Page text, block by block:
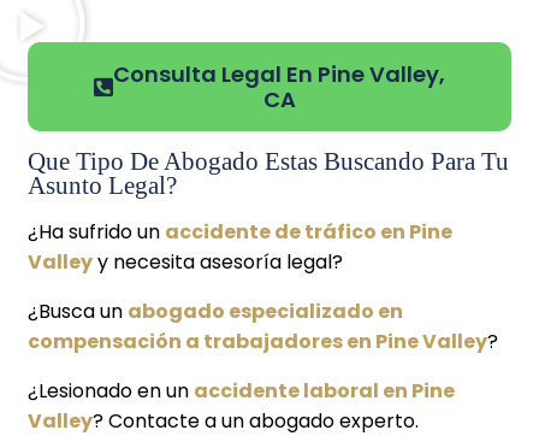
Consulta Legal En Pine Valley,
CA
Que Tipo De Abogado Estas Buscando Para Tu
Asunto Legal?
¿Ha sufrido un accidente de tráfico en Pine
Valleyy necesita asesoría legal?
¿Busca un abogado especializado en
compensación a trabajadores en Pine Valley?
¿Lesionado en un accidente laboral en Pine
Valley? Contacte a un abogado experto.